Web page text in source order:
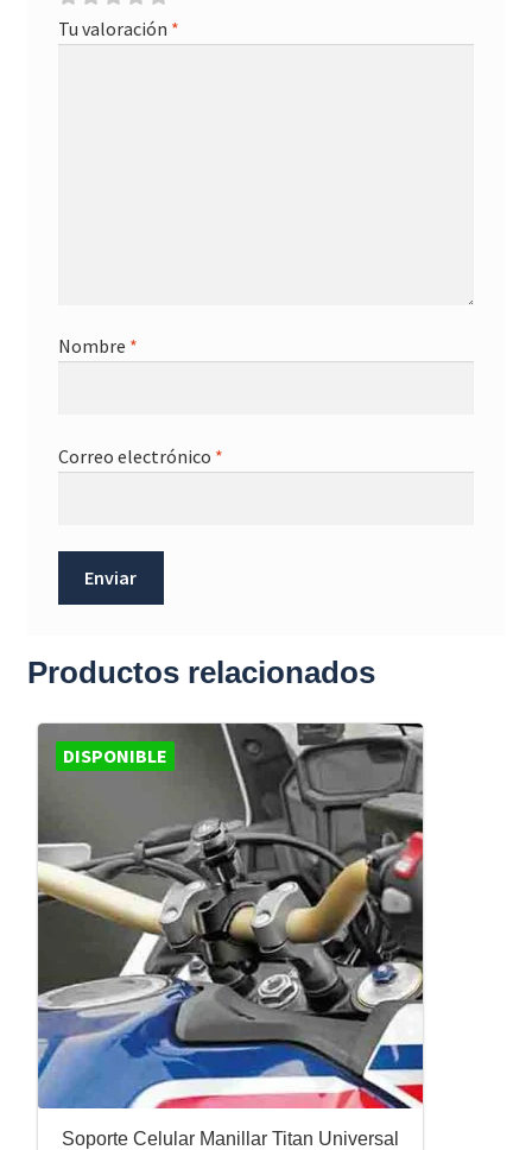
Tu valoración *
Nombre *
Correo electrónico *
Productos relacionados
DISPONIBLE
Soporte Celular Manillar Titan Universal